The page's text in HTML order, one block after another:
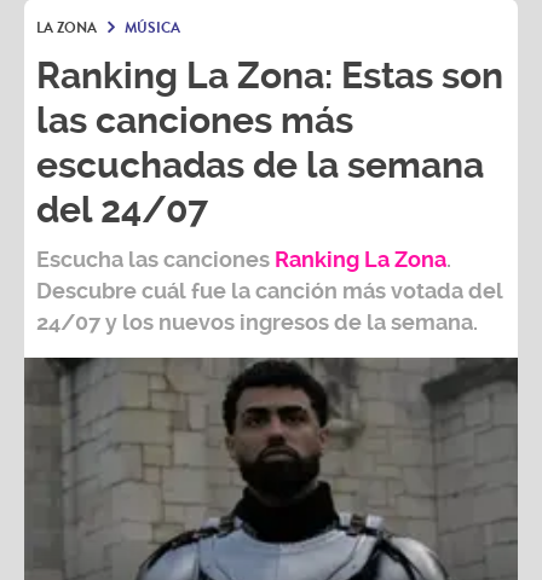
LA ZONA MÚSICA
Ranking La Zona: Estas son
las canciones más
escuchadas de la semana
del 24/07
Escucha las canciones Ranking La Zona.
Descubre cuál fue la canción más votada del
24/07y los nuevos ingresos de la semana.